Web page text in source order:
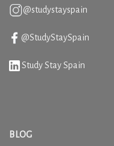
@studystayspain
@StudyStaySpain
Study Stay Spain
BLOG